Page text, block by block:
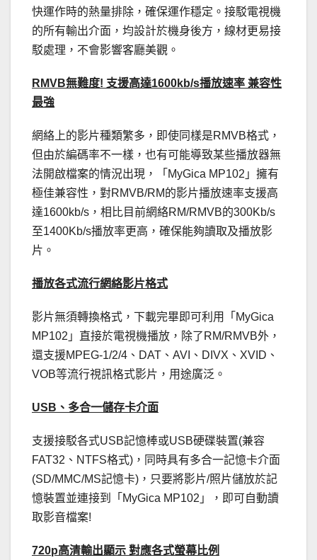
快運作時的熱量排除，確保運作穩定。接駁電視機
的所有輸出介面，均設計於機身後方，線材更易接
駁處理，不會影響客廳美觀。
RMVB無難度! 支援高達1600kb/s播放速率 兼容性
最強
網絡上的影片種類繁多，即使同樣是RMVB格式，
但由於編碼率不一樣，也有可能導致某些播放器無
法開啟檔案的情況出現，「MyGica MP102」擁有
極佳兼容性，對RMVB/RM的影片播放速率支援高
達1600kb/s，相比目前網絡RM/RMVB的300Kb/s
至1400Kb/s播放率更高，確保能夠讀取及播放影
片。
播放各式流行網絡影片格式
影片無須轉換格式，下載完畢即可利用「MyGica
MP102」直接於電視機播放，除了RM/RMVB外，
還支援MPEG-1/2/4、DAT、AVI、DIVX、XVID、
VOB等流行視訊格式影片，用途廣泛。
USB、多合一儲存卡介面
支援接駁各式USB記憶棒或USB硬碟裝置(兼容
FAT32、NTFS格式)，同時具有多合一記憶卡介面
(SD/MMC/MS記憶卡)，只要將影片/照片儲放於記
憶裝置並連接到「MyGica MP102」，即可自動讀
取影音檔案!
720p高清輸出顯示 對應各式螢幕比例